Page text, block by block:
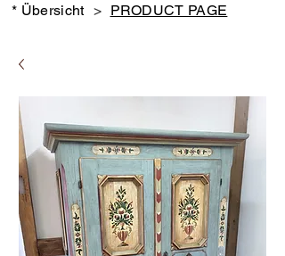
* Übersicht > PRODUCT PAGE